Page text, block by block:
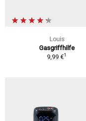
Louis
Gasgriffhilfe
9,99 €1